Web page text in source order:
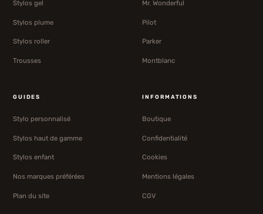
Stylos gel
Stylos plume
Stylos roller
Trousses
Mr. Wonderful
Pilot
Parker
Montblanc
GUIDES
Stylo personnalisé
Stylos haut de gamme
Stylos enfant
Nos marques préférées
Plan du site
INFORMATIONS
Boutique
Confidentialité
Cookies
Mentions légales
CGV